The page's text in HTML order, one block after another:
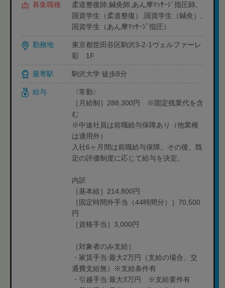
募集職種
柔道整復師,鍼灸師,あん摩ﾏｯｻｰｼﾞ指圧師,
国資学生（柔道整復）,国資学生（鍼灸）,
国資学生（あん摩ﾏｯｻｰｼﾞ指圧）
勤務地
東京都世田谷区駒沢3-2-1ヴェルファーレ
彩 1F
最寄駅 駒沢大学 徒歩8分
給与
〈常勤〉
［月給制］288,300円 ※固定残業代を含
む
※中途社員は前職給与保障あり（他業種
は適用外）
入社6ヶ月間は前職給与保障。その後、既
定の評価制度に応じて給与を決定。
内訳
［基本給］214,800円
［固定時間外手当（44時間分）］70,500
円
［資格手当］3,000円
［対象者のみ支給］
・家賃手当:最大2万円（支給の場合、交
通費支給無）※支給条件有
・引越手当:最大3万円 ※支給要件有